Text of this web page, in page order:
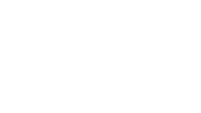
Verde, Talla: S